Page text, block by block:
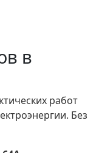
в
работ
Без